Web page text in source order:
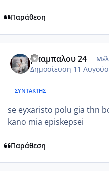
Παράθεση
μπαμπαλου 24
Δημοσίευση 11
ΣΥΝΤΆΚΤΗΣ
se eyxaristo polu gia thn
kano mia episkepsei
Παράθεση